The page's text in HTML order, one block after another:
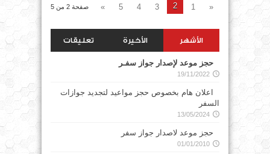
صفحة 2 من 5 «
1
2
3
4
5
»
الأشهر الأخيرة تعليقات
حجز موعد لإصدار جواز سفـر
19/11/2022
اعلان هام بخصوص حجز مواعيد لتجديد جوازات
السفر
13/05/2024
حجز موعد لاصدار جواز سفر
01/01/2010